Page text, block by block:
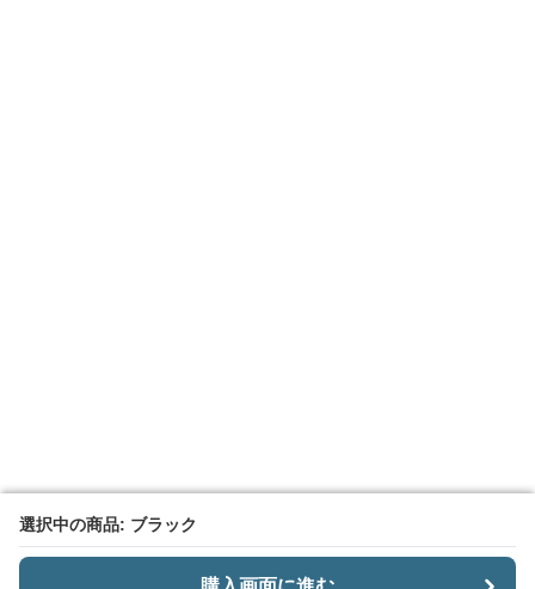
選択中の商品: ブラック
選択中の商品: ブラック